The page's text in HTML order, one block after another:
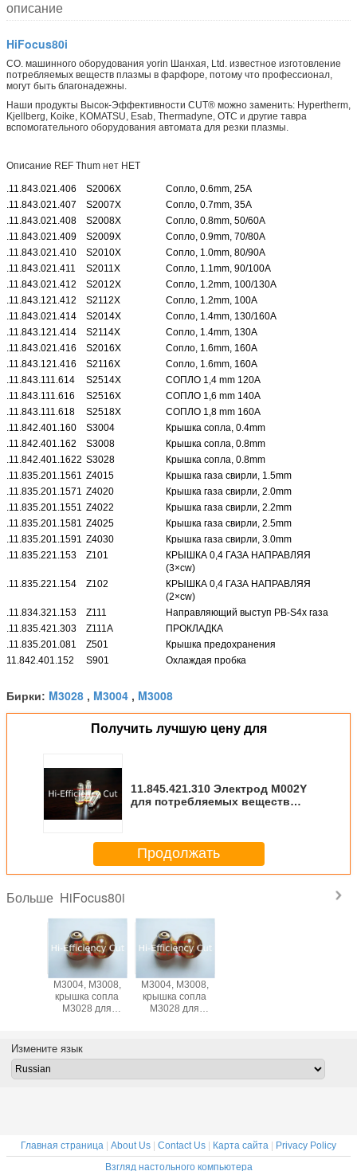
описание
HiFocus80i
CO. машинного оборудования yorin Шанхая, Ltd. известное изготовление
потребляемых веществ плазмы в фарфоре, потому что профессионал,
могут быть благонадежны.
Наши продукты Высок-Эффективности CUT® можно заменить: Hypertherm,
Kjellberg, Koike, KOMATSU, Esab, Thermadyne, OTC и другие тавра
вспомогательного оборудования автомата для резки плазмы.
Описание REF Thum нет НЕТ
.11.843.021.406 S2006X
Сопло, 0.6mm, 25A
.11.843.021.407
S2007X
Сопло, 0.7mm, 35A
.11.843.021.408
S2008X
Сопло, 0.8mm, 50/60A
.11.843.021.409
S2009X
Сопло, 0.9mm, 70/80A
.11.843.021.410
S2010X
Сопло, 1.0mm, 80/90A
.11.843.021.411
S2011X
Сопло, 1.1mm, 90/100A
.11.843.021.412
S2012X
Сопло, 1.2mm, 100/130A
.11.843.121.412
S2112X
Сопло, 1.2mm, 100A
.11.843.021.414
S2014X
Сопло, 1.4mm, 130/160A
.11.843.121.414
S2114X
Сопло, 1.4mm, 130A
.11.843.021.416
S2016X
Сопло, 1.6mm, 160A
.11.843.121.416
S2116X
Сопло, 1.6mm, 160A
.11.843.111.614
S2514X
СОПЛО 1,4 mm 120A
.11.843.111.616
S2516X
СОПЛО 1,6 mm 140A
.11.843.111.618
S2518X
СОПЛО 1,8 mm 160A
.11.842.401.160
S3004
Крышка сопла, 0.4mm
.11.842.401.162
S3008
Крышка сопла, 0.8mm
.11.842.401.1622 S3028
Крышка сопла, 0.8mm
.11.835.201.1561 Z4015
Крышка газа свирли, 1.5mm
.11.835.201.1571 Z4020
Крышка газа свирли, 2.0mm
.11.835.201.1551 Z4022
Крышка газа свирли, 2.2mm
.11.835.201.1581 Z4025
Крышка газа свирли, 2.5mm
.11.835.201.1591 Z4030
Крышка газа свирли, 3.0mm
.11.835.221.153
Z101
КРЫШКА 0,4 ГАЗА НАПРАВЛЯЯ
(3×cw)
.11.835.221.154
Z102
КРЫШКА 0,4 ГАЗА НАПРАВЛЯЯ
(2×cw)
.11.834.321.153
Z111
Направляющий выступ PB-S4x газа
.11.835.421.303
Z111A
ПРОКЛАДКА
.11.835.201.081
Z501
Крышка предохранения
11.842.401.152
S901 Охлаждая пробка
Бирки: M3028 , M3004 , M3008
Получить лучшую цену для
11.845.421.310 Электрод M002Y
для потребляемых веществ
Продолжать
Больше HiFocus80i
M3004, M3008,
крышка сопла
M3028 для
M3004, M3008,
крышка сопла
M3028 для
Измените язык
Главная страница | About Us | Contact Us | Карта сайта | Privacy Policy
Взгляд настольного компьютера